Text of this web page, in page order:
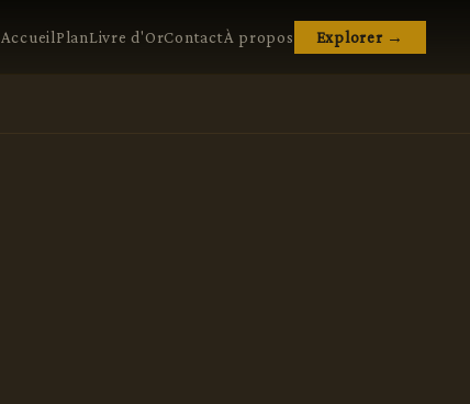
Accueil PlanLivre d'OrContactÀ propos Explorer →